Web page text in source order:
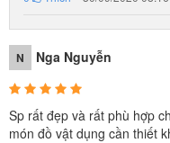
N Nga Nguyễn
Sp rất đẹp và rất phù hợp
món đồ vật dụng cần thiết